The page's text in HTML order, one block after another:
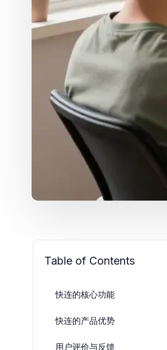
Table of Contents
快连的核心功能
快连的产品优势
用户评价与反馈